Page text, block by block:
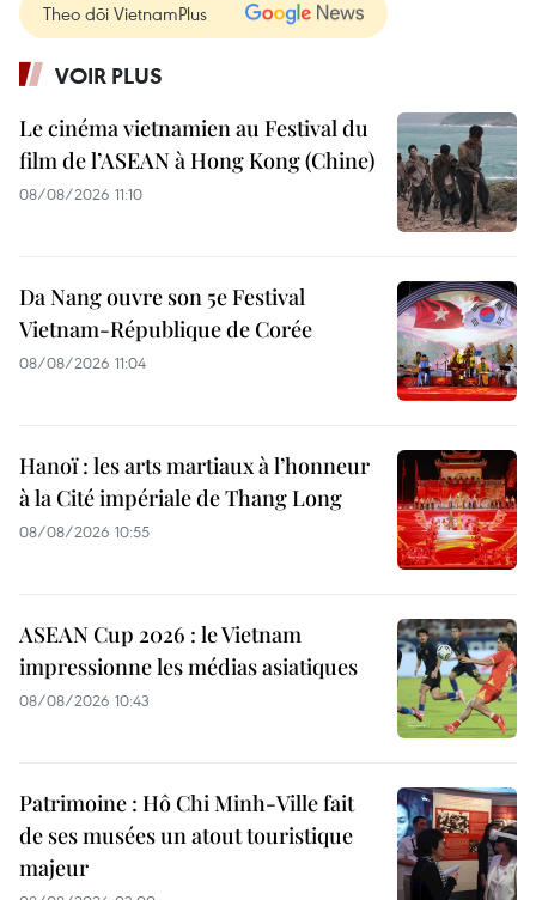
Theo dõi VietnamPlus
VOIR PLUS
Le cinéma vietnamien au Festival du
film de l’ASEAN à Hong Kong (Chine)
08/08/2026 11:10
Da Nang ouvre son 5e Festival
Vietnam-République de Corée
08/08/2026 11:04
Hanoï : les arts martiaux à l’honneur
à la Cité impériale de Thang Long
08/08/2026 10:55
ASEAN Cup 2026 : le Vietnam
impressionne les médias asiatiques
08/08/2026 10:43
Patrimoine : Hô Chi Minh-Ville fait
de ses musées un atout touristique
majeur